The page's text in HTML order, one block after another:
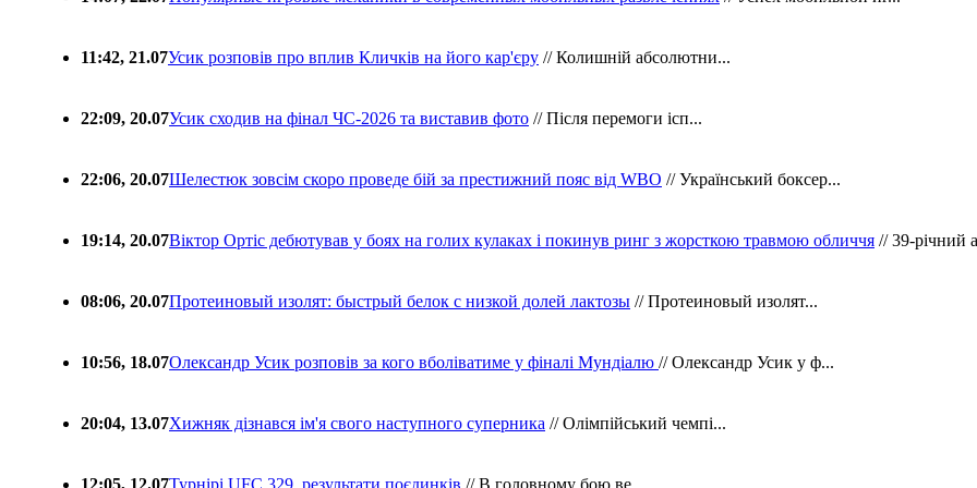
11:42, 21.07Усик розповів про вплив Кличків на його кар'єру // Колишній абсолютни...
22:09, 20.07Усик сходив на фінал ЧС-2026 та виставив фото // Після перемоги ісп...
22:06, 20.07Шелестюк зовсім скоро проведе бій за престижний пояс від WBO // Український боксер...
19:14, 20.07Віктор Ортіс дебютував у боях на голих кулаках і покинув ринг з жорсткою травмою обличчя // 39-річний
08:06, 20.07Протеиновый изолят: быстрый белок с низкой долей лактозы // Протеиновый изолят...
10:56, 18.07Олександр Усик розповів за кого вболіватиме у фіналі Мундіалю // Олександр Усик у ф...
20:04, 13.07Хижняк дізнався ім'я свого наступного суперника // Олімпійський чемпі...
12:05, 12.07Турнірі UFC 329, результати поєдинків // В головному бою ве...